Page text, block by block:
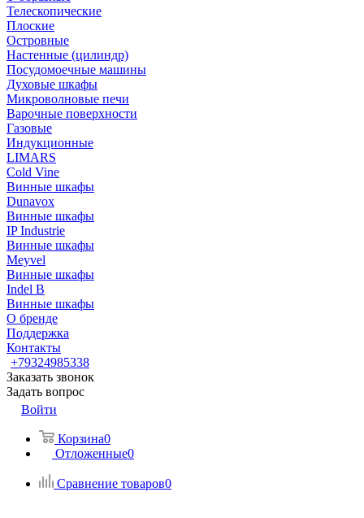
Телескопические
Плоские
Островные
Настенные (цилиндр)
Посудомоечные машины
Духовые шкафы
Микроволновые печи
Варочные поверхности
Газовые
Индукционные
LIMARS
Cold Vine
Винные шкафы
Dunavox
Винные шкафы
IP Industrie
Винные шкафы
Meyvel
Винные шкафы
Indel B
Винные шкафы
О бренде
Поддержка
Контакты
+79324985338
Заказать звонок
Задать вопрос
Войти
Корзина0
Отложенные0
Сравнение товаров0